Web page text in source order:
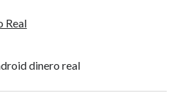
Real
dinero real